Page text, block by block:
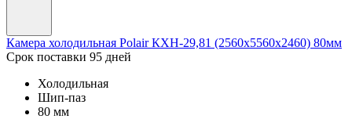
Камера холодильная Polair КХН-29,81 (2560х5560х2460) 80мм
Срок поставки 95 дней
Холодильная
Шип-паз
80 мм